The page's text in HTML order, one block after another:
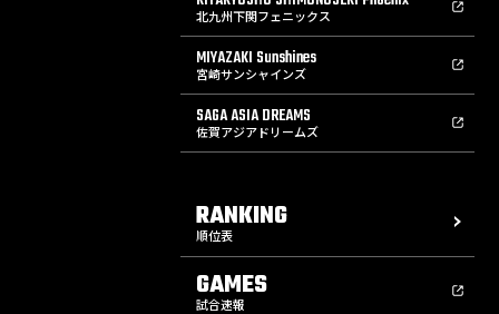
北九州下関フェニックス
MIYAZAKI Sunshines
宮崎サンシャインズ
SAGA ASIA DREAMS
佐賀アジアドリームズ
RANKING
順位表
GAMES
試合速報